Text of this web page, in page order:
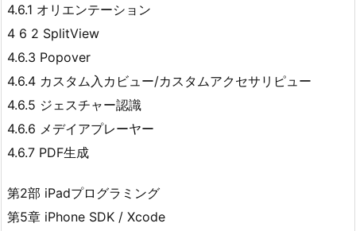
4.6.1 オリエンテーション
4 6 2 SplitView
4.6.3 Popover
4.6.4 カスタム入カビュー/カスタムアクセサリピュー
4.6.5 ジェスチャー認識
4.6.6 メデイアプレーヤー
4.6.7 PDF生成
第2部 iPadプログラミング
第5章 iPhone SDK / Xcode